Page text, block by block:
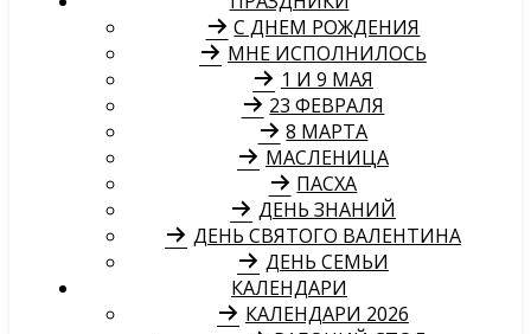
С ДНЕМ РОЖДЕНИЯ
МНЕ ИСПОЛНИЛОСЬ
1 И 9 МАЯ
23 ФЕВРАЛЯ
8 МАРТА
МАСЛЕНИЦА
ПАСХА
ДЕНЬ ЗНАНИЙ
ДЕНЬ СВЯТОГО ВАЛЕНТИНА
ДЕНЬ СЕМЬИ
КАЛЕНДАРИ
КАЛЕНДАРИ 2026